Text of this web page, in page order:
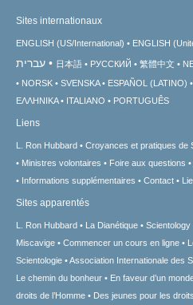
Sites internationaux
ENGLISH (US/International) ENGLISH
עברית 日本語 РУССКИЙ 繁體中文
NORSK
SVENSKA ESPAÑOL (LATINO)
ΕΛΛΗΝΙΚA
ITALIANO PORTUGUÊS
Liens
L. Ron Hubbard Croyances et pratiques de
Ministres volontaires
Foire aux questions
Informations supplémentaires
Contact
Sites apparentés
L. Ron Hubbard La Dianétique Scientology
Miscavige
Commencer un cours en ligne
Scientologie
Association Internationale des
Le chemin du bonheur
En faveur d’un
droits de l’Homme
Des jeunes pour les